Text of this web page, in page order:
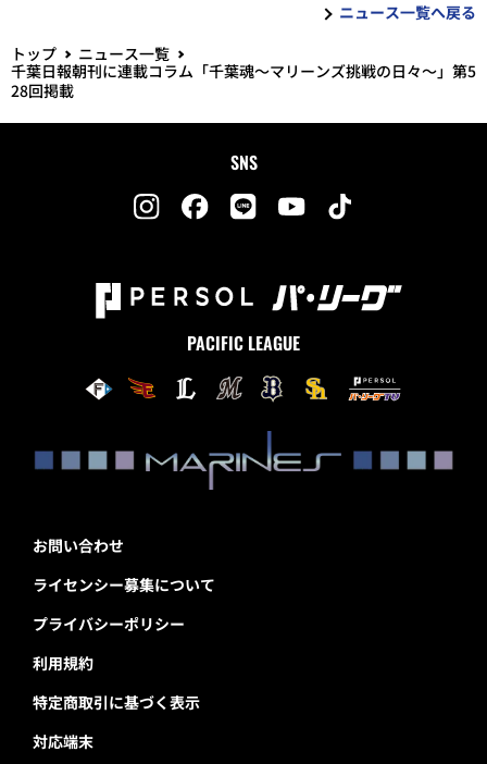
ニュース一覧へ戻る
トップ
ニュース一覧
千葉日報朝刊に連載コラム「千葉魂～マリーンズ挑戦の日々～」第5
28回掲載
SNS
PACIFIC LEAGUE
お問い合わせ
ライセンシー募集について
プライバシーポリシー
利用規約
特定商取引に基づく表示
対応端末